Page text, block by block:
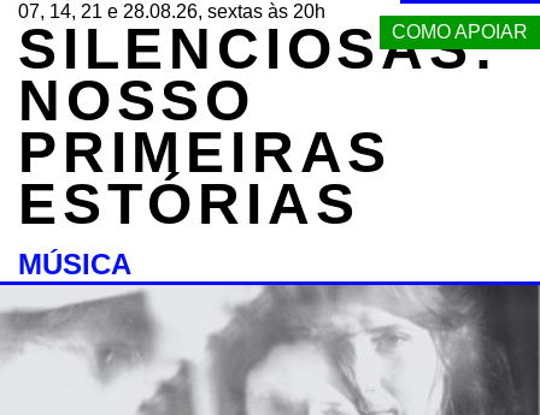
COMO APOIAR
07, 14, 21 e 28.08.26, sextas às 20h
SILENCIOSAS:
NOSSO
PRIMEIRAS
ESTÓRIAS
MÚSICA